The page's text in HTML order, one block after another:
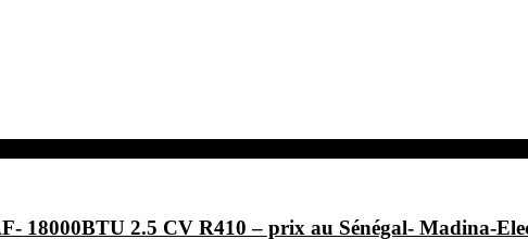
18000BTU 2.5 CV R410 – prix au Sénégal- Madina-